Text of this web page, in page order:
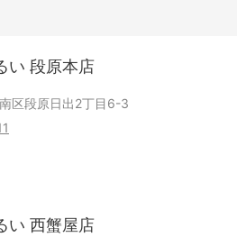
い 段原本店
区段原日出2丁目6-3
い 西蟹屋店